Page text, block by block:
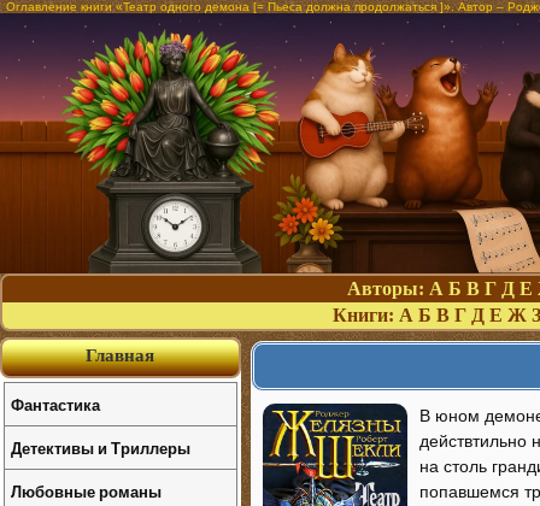
Оглавление книги «Театр одного демона [= Пьеса должна продолжаться ]». Автор –
Авторы: А Б В Г Д Е
Книги: А Б В Г Д Е Ж З
В юном
действтильно
на столь
попавшемся
Главная
Фантастика
Детективы и Триллеры
Любовные романы